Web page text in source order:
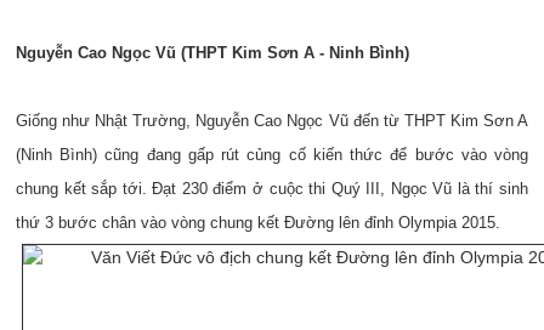
Nguyễn Cao Ngọc Vũ (THPT Kim Sơn A - Ninh Bình)
Giống như Nhật Trường, Nguyễn Cao Ngọc Vũ đến từ THPT Kim Sơn A
(Ninh Bình) cũng đang gấp rút củng cố kiến thức để bước vào vòng
chung kết sắp tới. Đạt 230 điểm ở cuộc thi Quý III, Ngọc Vũ là thí sinh
thứ 3 bước chân vào vòng chung kết Đường lên đỉnh Olympia 2015.